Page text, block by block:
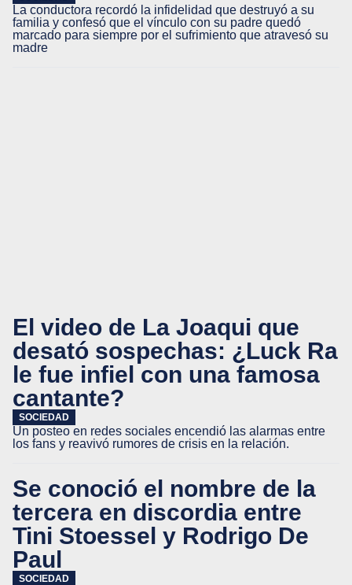
La conductora recordó la infidelidad que destruyó a su
familia y confesó que el vínculo con su padre quedó
marcado para siempre por el sufrimiento que atravesó su
madre
El video de La Joaqui que
desató sospechas: ¿Luck Ra
le fue infiel con una famosa
cantante?
SOCIEDAD
Un posteo en redes sociales encendió las alarmas entre
los fans y reavivó rumores de crisis en la relación.
Se conoció el nombre de la
tercera en discordia entre
Tini Stoessel y Rodrigo De
Paul
SOCIEDAD